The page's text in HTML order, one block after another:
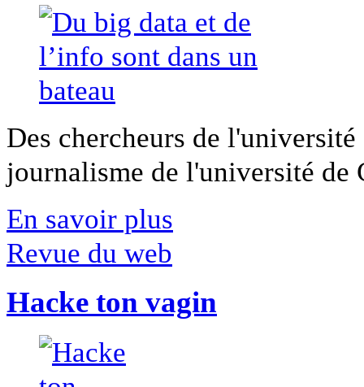
Des chercheurs de
journalisme de l'université
En savoir plus
Revue du web
Hacke ton vagin